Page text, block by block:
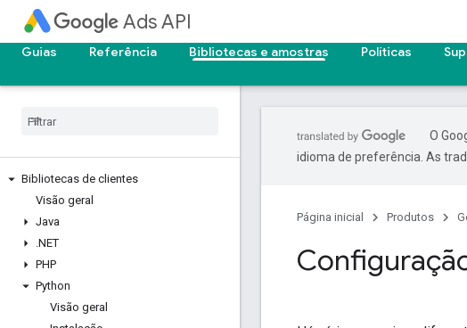
Ads API
Guias
Referência Bibliotecas e amostras Políticas
Bibliotecas de clientes
Visão geral
Java
.NET
PHP
Python
Visão geral
O
idioma de preferência. As
Página inicial Produtos